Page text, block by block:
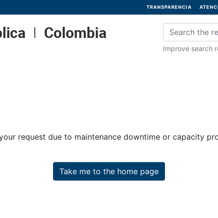
TRANSPARENCIA
Improve search
request due to maintenance downtime or capacity
Take me to the home page